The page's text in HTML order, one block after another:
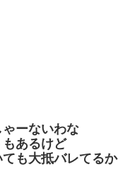
ーないわな
あるけど
も大抵バレてるか